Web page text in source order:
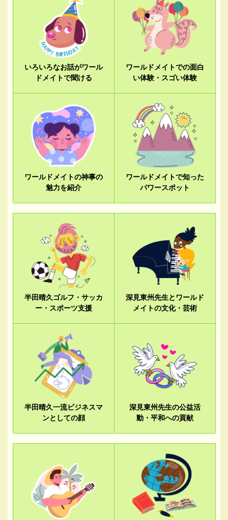
いろいろなお話がワール
ドメイトで聞ける
ワールドメイトでの面白
い体験・スゴい体験
ワールドメイトの神事の
魅力を紹介
ワールドメイトで知った
パワースポット
半田晴久ゴルフ・サッカ
ー・スポーツ支援
深見東州先生とワールド
メイトの文化・芸術
半田晴久一流ビジネスマ
ンとしての顔
深見東州先生の公益活
動・平和への貢献